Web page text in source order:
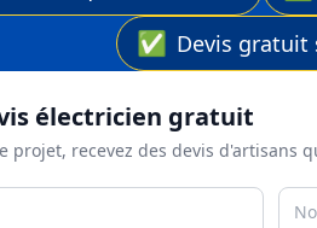
✅ Devis gratuit
électricien gratuit
projet, recevez des devis d'artisans